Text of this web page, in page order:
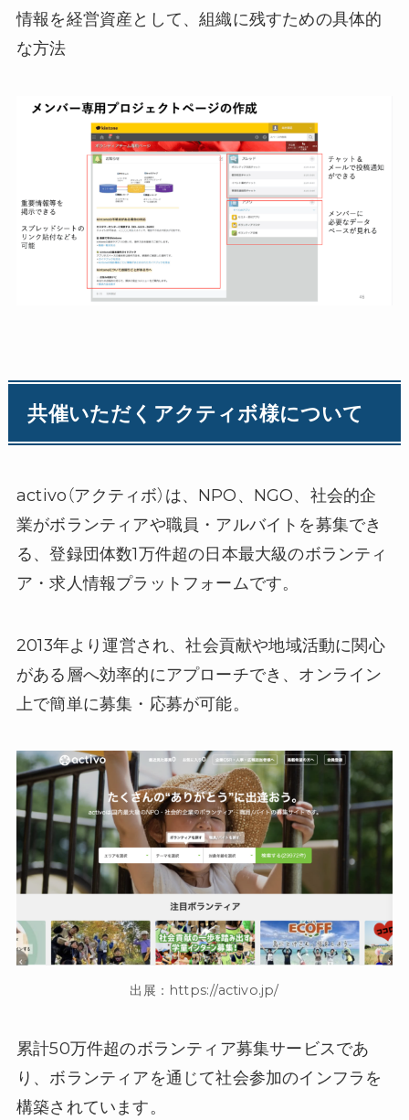
情報を経営資産として、組織に残すための具体的
な方法
共催いただくアクティボ様について
activo（アクティボ）は、NPO、NGO、社会的企
業がボランティアや職員・アルバイトを募集でき
る、登録団体数1万件超の日本最大級のボランティ
ア・求人情報プラットフォームです。
2013年より運営され、社会貢献や地域活動に関心
がある層へ効率的にアプローチでき、オンライン
上で簡単に募集・応募が可能。
出展：https://activo.jp/
累計50万件超のボランティア募集サービスであ
り、ボランティアを通じて社会参加のインフラを
構築されています。